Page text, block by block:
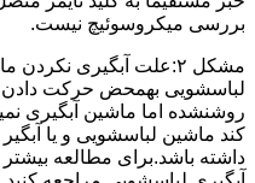
بررسی ﻣﯿﮑﺮوﺳﻮﺋﯿﭻ نیست.
مشکل ۲:علت آبگیری
لباسشویی بهمحض ﺣﺮﮐﺖ
روشنشده اﻣﺎ ﻣﺎﺷﯿﻦ آﺑﮕﯿﺮی
کند ماشین لباسشویی و یا
داشته باشد.برای مطالعه